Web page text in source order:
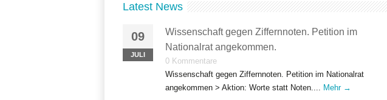
Latest News
09
JULI
Wissenschaft gegen Ziffernnoten. Petition im
Nationalrat angekommen.
0 Kommentare
Wissenschaft gegen Ziffernnoten. Petition im Nationalrat
angekommen > Aktion: Worte statt Noten.... Mehr →